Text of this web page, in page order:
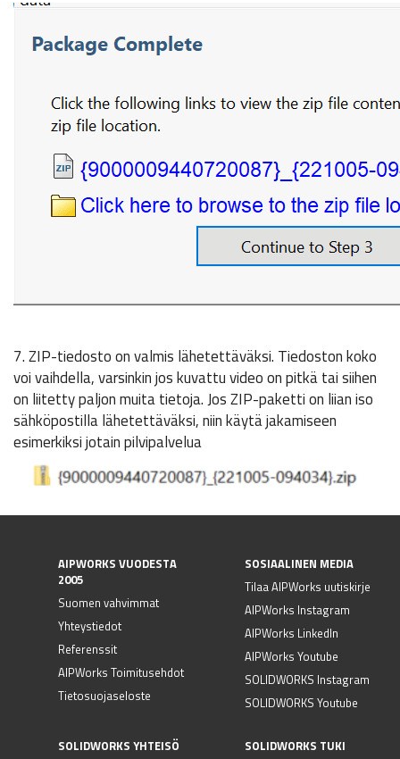
7. ZIP-tiedosto on valmis lähetettäväksi. Tiedoston koko
voi vaihdella, varsinkin jos kuvattu video on pitkä tai siihen
on liitetty paljon muita tietoja. Jos ZIP-paketti on liian iso
sähköpostilla lähetettäväksi, niin käytä jakamiseen
esimerkiksi jotain pilvipalvelua
AIPWORKS VUODESTA
2005
Suomen vahvimmat
Yhteystiedot
Referenssit
AIPWorks Toimitusehdot
Tietosuojaseloste
SOSIAALINEN MEDIA
Tilaa AIPWorks uutiskirje
AIPWorks Instagram
AIPWorks LinkedIn
AIPWorks Youtube
SOLIDWORKS Instagram
SOLIDWORKS Youtube
SOLIDWORKS YHTEISÖ
SOLIDWORKS TUKI